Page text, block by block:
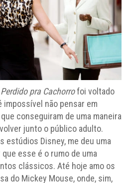
Perdido pra Cachorrofoi voltado
impossível não pensar em
conseguiram de uma maneira
junto o público adulto.
estúdios Disney, me deu uma
esse é o rumo de uma
clássicos. Até hoje amo os
do Mickey Mouse, onde, sim,